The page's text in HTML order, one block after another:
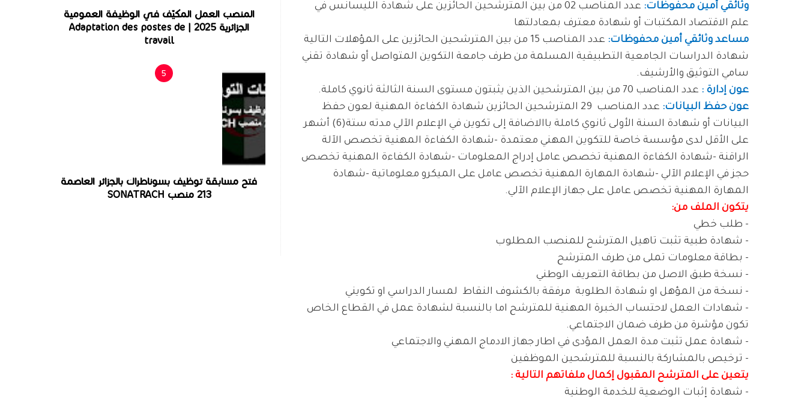
وثائقي أمين محفوظات:
عدد المناصب 02 من بين المترشحين الحائزين على شهادة الليسانس في
علم الاقتصاد المكتبات أو شهادة معترف بمعادلتها
مساعد وثائقي أمين محفوظات:
عدد المناصب 15 من بين المترشحين الحائزين على المؤهلات التالية
شهادة الدراسات الجامعية التطبيقية المسلمة من طرف جامعة التكوين المتواصل أو شهادة تقني
سامي التوثيق والأرشيف.
عون إدارة : عدد المناصب 70 من بين المترشحين الذين يثبتون مستوى السنة الثالثة ثانوي كاملة.
عون حفظ البيانات: عدد المناصب
29 المترشحين الحائزين شهادة الكفاءة المهنية لعون حفظ
البيانات أو شهادة السنة الأولى ثانوي كاملة باالاضافة إلى تكوين في الإعلام الآلي مدته ستة(6) أشهر
على الأقل لدى مؤسسة خاصة للتكوين المهني معتمدة -شهادة الكفاءة المهنية تخصص الآلة
الراقنة -شهادة الكفاءة المهنية تخصص عامل إدراج المعلومات -شهادة الكفاءة المهنية تخصص
حجز في الإعلام الآلي -شهادة المهارة المهنية تخصص عامل على الميكرو معلوماتية -شهادة
المهارة المهنية تخصص عامل على جهاز الإعلام الآلي.
يتكون الملف من:
- طلب خطي
- شهادة طبية تثبت تاهيل المترشح للمنصب المطلوب
- بطاقة معلومات تملى من طرف المترشح
- نسخة طبق الاصل من بطاقة التعريف الوطني
- نسخة من المؤهل او شهادة الطلوبة مرفقة بالكشوف النقاط لمسار الدراسي او تكويني
- شهادات العمل لاحتساب الخبرة المهنية للمترشح اما بالنسبة لشهادة عمل في القطاع الخاص
تكون مؤشرة من طرف ضمان الاجتماعي.
- شهادة عمل تثبت مدة العمل المؤدى في اطار جهاز الادماج المهني والاجتماعي
- ترخيص بالمشاركة بالنسبة للمترشحين الموظفين
يتعين على المترشح المقبول إكمال ملفاتهم التالية :
- شهادة إثبات الوضعية للخدمة الوطنية
المنصب العمل المكيّف في الوظيفة العمومية
الجزائرية 2025 | Adaptation des postes de
travail
فتح مسابقة توظيف بسوناطراك بالجزائر العاصمة
213 منصب SONATRACH